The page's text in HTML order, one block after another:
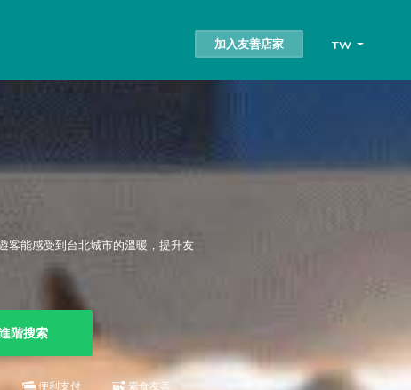
加入友善店家 TW
客能感受到台北城市的溫暖，提升友
階搜索
便利支付
素食友善